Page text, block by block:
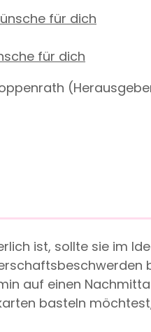
für dich
ist, sollte sie im
auf einen
basteln